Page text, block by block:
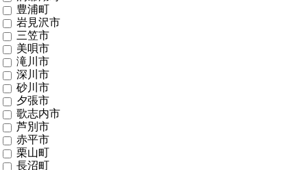
豊浦町
岩見沢市
三笠市
美唄市
滝川市
深川市
砂川市
夕張市
歌志内市
芦別市
赤平市
栗山町
長沼町